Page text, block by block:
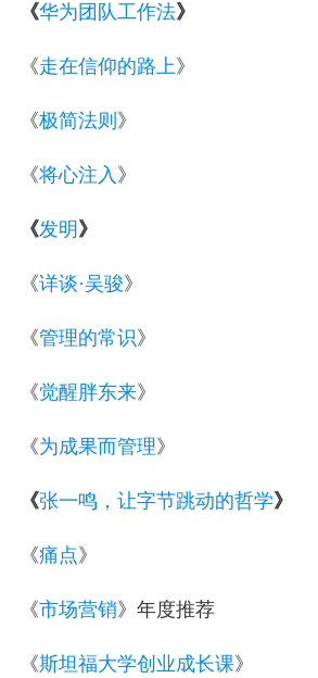
《华为团队工作法》
《走在信仰的路上》
《极简法则 》
《将心注入 》
《发明 》
《详谈·吴骏》
《管理的常识》
《觉醒胖东来》
《为成果而管理》
《张一鸣，让字节跳动的哲学》
《痛点》
《市场营销》 年度推荐
《斯坦福大学创业成长课》